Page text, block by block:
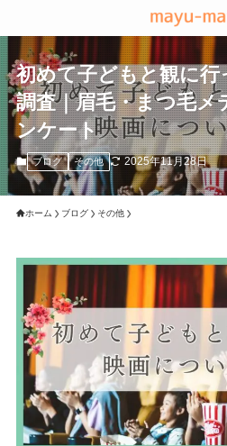
初めて子どもと観に
調査｜眉毛・まつ毛メ
ンケート
ブログ その他 2025年11月28日
ホーム ブログ その他